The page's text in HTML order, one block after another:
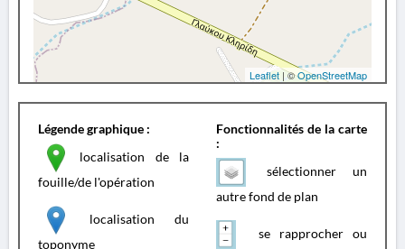
Leaflet | ©OpenStreetMap
Légende graphique :
localisation de la
fouille/de l'opération
localisation du
toponyme
Fonctionnalités de la carte
:
sélectionner un
autre fond de plan
se rapprocher ou